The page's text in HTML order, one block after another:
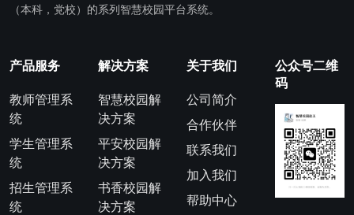
（本科，党校）的系列智慧校园平台系统。
产品服务
教师管理系
统
学生管理系
统
招生管理系
统
解决方案
智慧校园解
决方案
平安校园解
决方案
书香校园解
决方案
关于我们
公司简介
合作伙伴
联系我们
加入我们
帮助中心
公众号二维
码